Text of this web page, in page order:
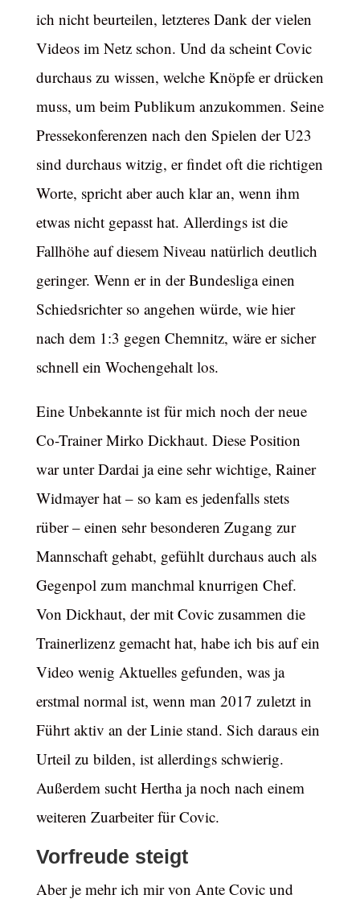
ich nicht beurteilen, letzteres Dank der vielen
Videos im Netz schon. Und da scheint Covic
durchaus zu wissen, welche Knöpfe er drücken
muss, um beim Publikum anzukommen. Seine
Pressekonferenzen nach den Spielen der U23
sind durchaus witzig, er findet oft die richtigen
Worte, spricht aber auch klar an, wenn ihm
etwas nicht gepasst hat. Allerdings ist die
Fallhöhe auf diesem Niveau natürlich deutlich
geringer. Wenn er in der Bundesliga einen
Schiedsrichter so angehen würde, wie hier
nach dem 1:3 gegen Chemnitz, wäre er sicher
schnell ein Wochengehalt los.
Eine Unbekannte ist für mich noch der neue
Co-Trainer Mirko Dickhaut. Diese Position
war unter Dardai ja eine sehr wichtige, Rainer
Widmayer hat – so kam es jedenfalls stets
rüber – einen sehr besonderen Zugang zur
Mannschaft gehabt, gefühlt durchaus auch als
Gegenpol zum manchmal knurrigen Chef.
Von Dickhaut, der mit Covic zusammen die
Trainerlizenz gemacht hat, habe ich bis auf ein
Video wenig Aktuelles gefunden, was ja
erstmal normal ist, wenn man 2017 zuletzt in
Führt aktiv an der Linie stand. Sich daraus ein
Urteil zu bilden, ist allerdings schwierig.
Außerdem sucht Hertha ja noch nach einem
weiteren Zuarbeiter für Covic.
Vorfreude steigt
Aber je mehr ich mir von Ante Covic und